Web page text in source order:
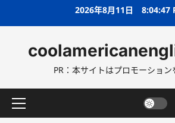
ス
ッ
2026年8月11日 8:04:50
PR：本サイトはプロモーション
メ